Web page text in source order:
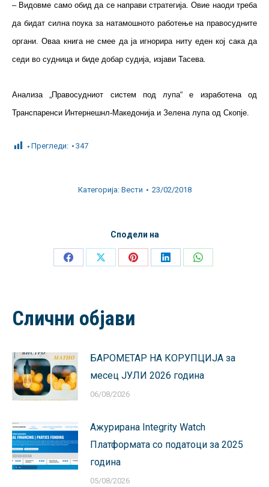
– Видовме само обид да се направи стратегија. Овие наоди треба
да бидат силна поука за натамошното работење на правосудните
органи. Оваа книга не смее да ја игнорира ниту еден кој сака да
седи во судница и биде добар судија, изјави Тасева.
Анализа „Правосудниот систем под лупа“ е изработена од
Транспаренси Интернешнл-Македонија и Зелена лупа од Скопје.
Прегледи: 347
Категорија: Вести 23/02/2018
Сподели на
Share
Share
Share
Share
Share
Слични објави
БАРОМЕТАР НА КОРУПЦИЈА за
месец ЈУЛИ 2026 година
06/08/2026
Ажурирана Integrity Watch
Платформата со податоци за 2025
година
05/08/2026